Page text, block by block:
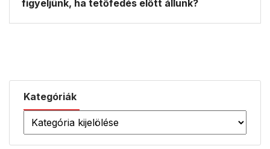
Kategóriák
figyeljünk, ha tetőfedés előtt állunk?